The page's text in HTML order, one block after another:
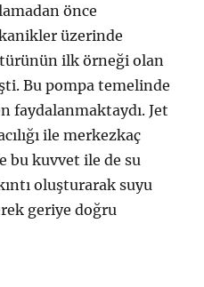
önce
üzerinde
türünün ilk örneği olan
Bu pompa temelinde
faydalanmaktaydı. Jet
ile merkezkaç
bu kuvvet ile de su
oluşturarak suyu
geriye doğru